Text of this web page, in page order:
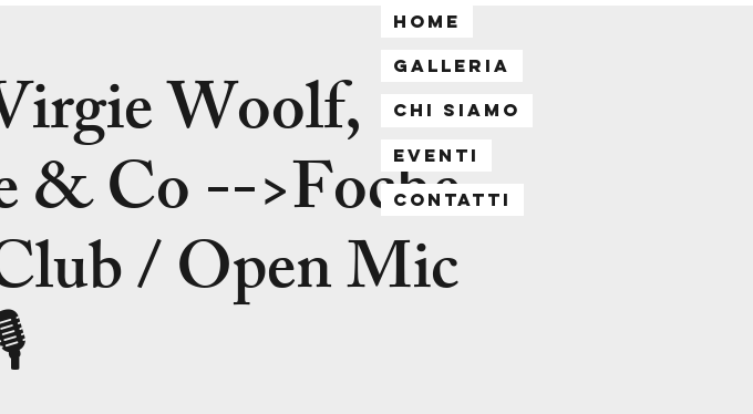
Woolf,
& Co -->Foche
/ Open Mic
Home
Galleria
Chi siamo
Eventi
Contatti